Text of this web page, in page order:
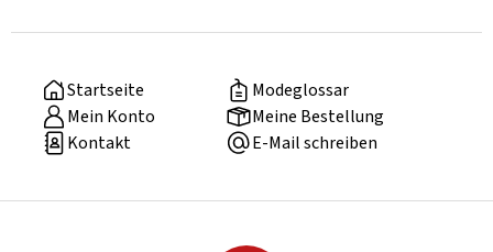
Startseite
Modeglossar
Mein Konto
Meine Bestellung
Kontakt
E-Mail schreiben